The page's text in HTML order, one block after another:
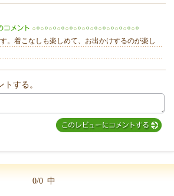
。着こなしも楽しめて、お出かけするのが楽し
する。
0/0 中